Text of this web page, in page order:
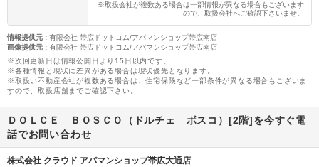
※取扱会社が複数ある場合は一部情報が異なる場合もございます
ので、取扱会社へご確認下さいませ。
情報提供元 : 有限会社 帯広ドットコム/アパマンショップ帯広南店
画像提供元 : 有限会社 帯広ドットコム/アパマンショップ帯広南店
※次回更新日は情報公開日より15日以内です。
※各種情報と現状に差異がある場合は現状優先となります。
※取扱い不動産会社が複数ある場合は、住宅保険など一部条件が異なる場合もございま
すので、取扱店舗までご確認下さい。
ＤＯＬＣＥ ＢＯＳＣＯ（ドルチェ ボスコ）[2階]を今すぐ電
話でお問い合わせ
株式会社 クラウド アパマンショップ帯広大通店